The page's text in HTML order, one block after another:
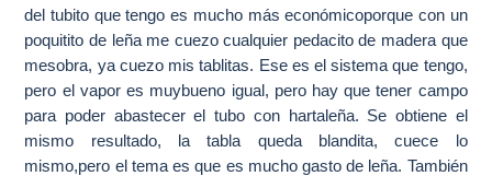
del tubito que tengo es mucho más económicoporque con un
poquitito de leña me cuezo cualquier pedacito de madera que
mesobra, ya cuezo mis tablitas. Ese es el sistema que tengo,
pero el vapor es muybueno igual, pero hay que tener campo
para poder abastecer el tubo con hartaleña. Se obtiene el
mismo resultado, la tabla queda blandita, cuece lo
mismo,pero el tema es que es mucho gasto de leña. También